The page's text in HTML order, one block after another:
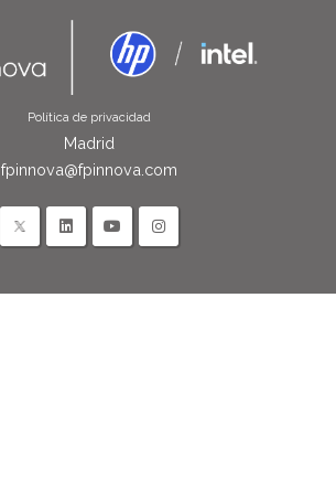
Política de privacidad
Madrid
fpinnova@fpinnova.com